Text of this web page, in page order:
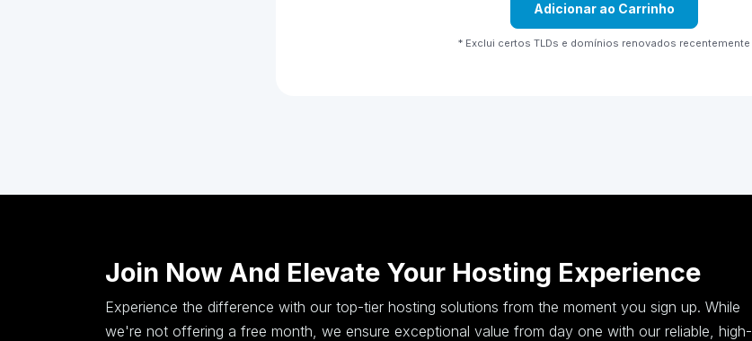
Adicionar ao Carrinho
* Exclui certos TLDs e domínios renovados recentemente
Join Now And Elevate Your Hosting Experience
Experience the difference with our top-tier hosting solutions from the moment you sign up. While
we're not offering a free month, we ensure exceptional value from day one with our reliable, high-